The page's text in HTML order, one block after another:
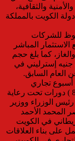
والثقافية،
الكويت بالمملكة
للشركات
المباشر
كما بلغ حجم
البلدين أكثر من 5 مليارات جنيه إسترليني في
تجاري
بريطاني في الكويت في عام 1997، وأقيمت ( 8 ) دورات تحت رعاية
الوزراء ووزير
المحمد الأحمد
البريطاني في الكويت
على بناء العلاقات